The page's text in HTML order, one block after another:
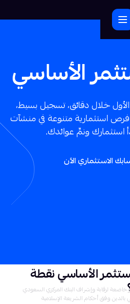
الأساسي
خلال دقائق، تسجيل بسيط،
فرص استثمارية متنوعة في منشآت
استثمارك ونمِّ عوائدك.
الاستثماري الآن
لرقابة وإشراف البنك المركزي السعودي
وفق أحكام الشريعة الإسلامية
الأساسي نقطة